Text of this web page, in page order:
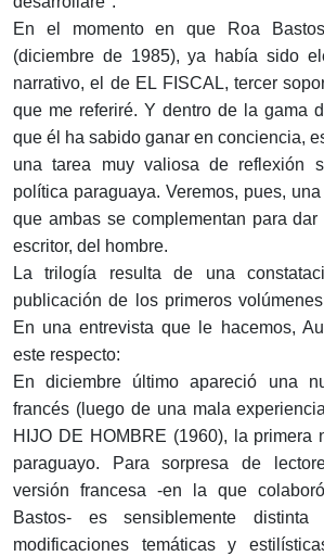
En el momento en que Roa
(diciembre de 1985), ya había sido
narrativo, el de EL FISCAL, tercer
que me referiré. Y dentro de la gama
que él ha sabido ganar en conciencia,
una tarea muy valiosa de reflexión
política paraguaya. Veremos, pues,
que ambas se complementan para
escritor, del hombre.
La trilogía resulta de una
publicación de los primeros
En una entrevista que le hacemos,
este respecto:
En diciembre último apareció una
francés (luego de una mala
HIJO DE HOMBRE (1960), la primera
paraguayo. Para sorpresa de
versión francesa -en la que
Bastos- es sensiblemente
modificaciones temáticas y